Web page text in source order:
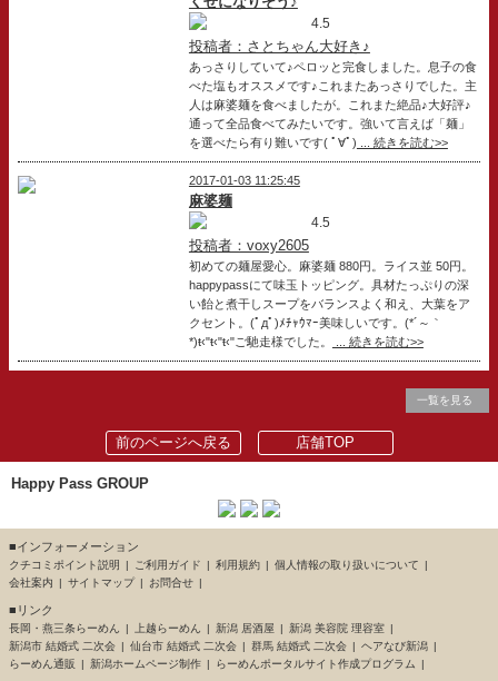
4.5
投稿者：さとちゃん大好き♪
あっさりしていて♪ペロッと完食しました。息子の食
べた塩もオススメです♪これまたあっさりでした。主
人は麻婆麺を食べましたが。これまた絶品♪大好評♪
通って全品食べてみたいです。強いて言えば「麺」
を選べたら有り難いです( ﾟ∀ﾟ) ... 続きを読む>>
2017-01-03 11:25:45
麻婆麺
4.5
投稿者：voxy2605
初めての麺屋愛心。麻婆麺 880円。ライス並 50円。
happypassにて味玉トッピング。具材たっぷりの深
い飴と煮干しスープをバランスよく和え、大葉をア
クセント。(ﾟдﾟ)ﾒﾁｬｳﾏｰ美味しいです。(*´～｀
*)ŧ‹"ŧ‹"ŧ‹"ご馳走様でした。
... 続きを読む>>
一覧を見る
前のページへ戻る 店舗TOP
Happy Pass GROUP
■インフォーメーション
クチコミポイント説明 ご利用ガイド 利用規約
個人情報の取り扱いについて
会社案内
サイトマップ お問合せ
■リンク
長岡・燕三条らーめん 上越らーめん 新潟 居酒屋
新潟 美容院 理容室
新潟市 結婚式 二次会
仙台市 結婚式 二次会 群馬 結婚式 二次会
ヘアなび新潟
らーめん通販
新潟ホームページ制作 らーめんポータルサイト作成プログラム